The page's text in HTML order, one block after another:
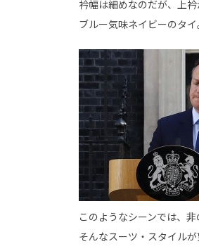
衿幅は細めなのだが、上衿
ブルー気味ネイビーのタイ
このようなシーンでは、非
そんなスーツ・スタイルが